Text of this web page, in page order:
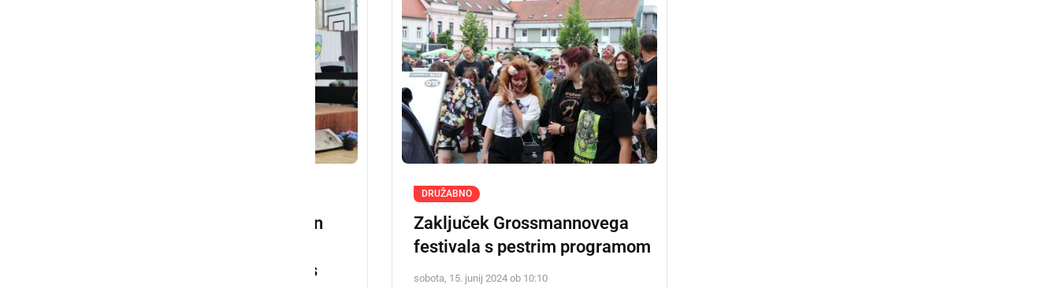
6. praznik KS Stročja vas in
2023/2024 OŠ Stročja vas
DRUŽABNO
Zaključek Grossmannovega
festivala s pestrim programom
sobota, 15. junij 2024 ob 10:10